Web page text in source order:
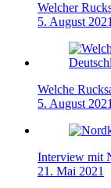
Welcher
5. August
Welche
5. August
Interview mit
21. Mai 2021